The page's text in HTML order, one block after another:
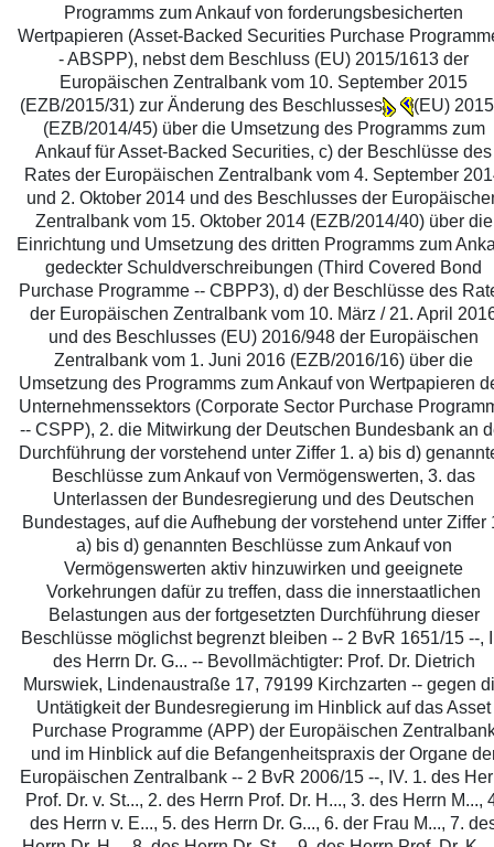
Programms zum Ankauf von forderungsbesicherten
Wertpapieren (Asset-Backed Securities Purchase
- ABSPP), nebst dem Beschluss (EU) 2015/1613 der
Europäischen Zentralbank vom 10. September 2015
(EZB/2015/31) zur Änderung des Beschlusses
(EU)
(EZB/2014/45) über die Umsetzung des Programms zum
Ankauf für Asset-Backed Securities, c) der Beschlüsse des
Rates der Europäischen Zentralbank vom 4. September
und 2. Oktober 2014 und des Beschlusses der
Zentralbank vom 15. Oktober 2014 (EZB/2014/40) über die
Einrichtung und Umsetzung des dritten Programms zum
gedeckter Schuldverschreibungen (Third Covered Bond
Purchase Programme -- CBPP3), d) der Beschlüsse des
der Europäischen Zentralbank vom 10. März / 21. April
und des Beschlusses (EU) 2016/948 der Europäischen
Zentralbank vom 1. Juni 2016 (EZB/2016/16) über die
Umsetzung des Programms zum Ankauf von Wertpapieren
Unternehmenssektors (Corporate Sector Purchase
-- CSPP), 2. die Mitwirkung der Deutschen Bundesbank an
Durchführung der vorstehend unter Ziffer 1. a) bis d)
Beschlüsse zum Ankauf von Vermögenswerten, 3. das
Unterlassen der Bundesregierung und des Deutschen
Bundestages, auf die Aufhebung der vorstehend unter Ziffer
a) bis d) genannten Beschlüsse zum Ankauf von
Vermögenswerten aktiv hinzuwirken und geeignete
Vorkehrungen dafür zu treffen, dass die innerstaatlichen
Belastungen aus der fortgesetzten Durchführung dieser
Beschlüsse möglichst begrenzt bleiben -- 2 BvR 1651/15 --,
des Herrn Dr. G... -- Bevollmächtigter: Prof. Dr. Dietrich
Murswiek, Lindenaustraße 17, 79199 Kirchzarten -- gegen
Untätigkeit der Bundesregierung im Hinblick auf das Asset
Purchase Programme (APP) der Europäischen
und im Hinblick auf die Befangenheitspraxis der Organe
Europäischen Zentralbank -- 2 BvR 2006/15 --, IV. 1. des
Prof. Dr. v. St..., 2. des Herrn Prof. Dr. H..., 3. des Herrn M...,
des Herrn v. E..., 5. des Herrn Dr. G..., 6. der Frau M..., 7.